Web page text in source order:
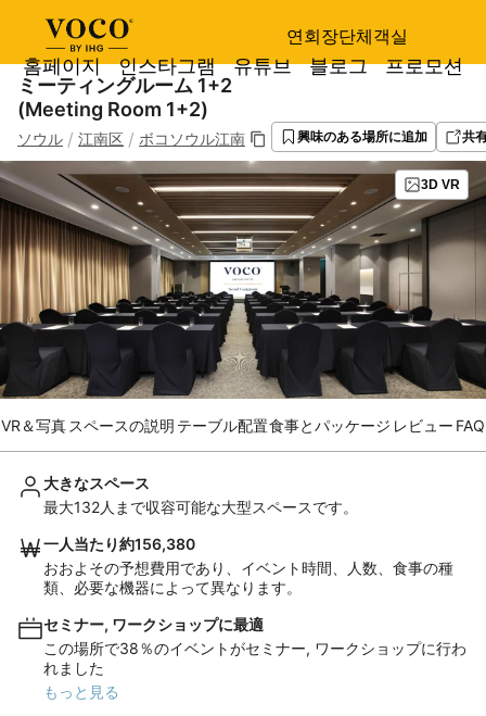
연회장단체객실
홈페이지 인스타그램 유튜브 블로그
프로모션
ミーティングルーム 1+2
(Meeting Room 1+2)
ソウル / 江南区 / ボコソウル江南 興味のある場所に追加 共
3D VR
VR＆写真 スペースの説明 テーブル配置食事とパッケージ レビュー FAQ
大きなスペース
最大132人まで収容可能な大型スペースです。
一人当たり約156,380
おおよその予想費用であり、イベント時間、人数、食事の種
類、必要な機器によって異なります。
セミナー, ワークショップに最適
この場所で38％のイベントがセミナー, ワークショップに行わ
れました
もっと見る